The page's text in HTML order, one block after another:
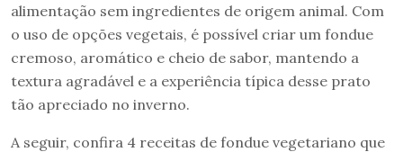
alimentação sem ingredientes de origem animal. Com
o uso de opções vegetais, é possível criar um fondue
cremoso, aromático e cheio de sabor, mantendo a
textura agradável e a experiência típica desse prato
tão apreciado no inverno.
A seguir, confira 4 receitas de fondue vegetariano que